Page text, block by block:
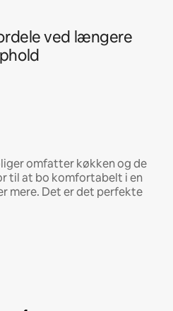
ved længere
omfatter køkken og de
til at bo komfortabelt i en
mere. Det er det perfekte